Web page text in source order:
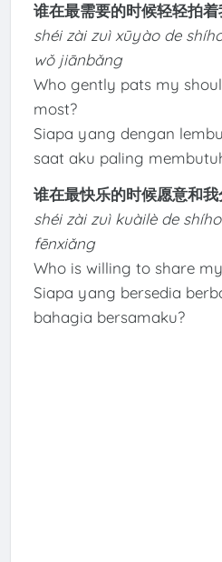
谁在最需要的时候轻轻拍
shéi zài zuì xūyào de
wǒ jiānbǎng
Who gently pats my
most?
Siapa yang dengan
saat aku paling
谁在最快乐的时候愿意和我
shéi zài zuì kuàilè de
fēnxiǎng
Who is willing to share
Siapa yang bersedia
bahagia bersamaku?